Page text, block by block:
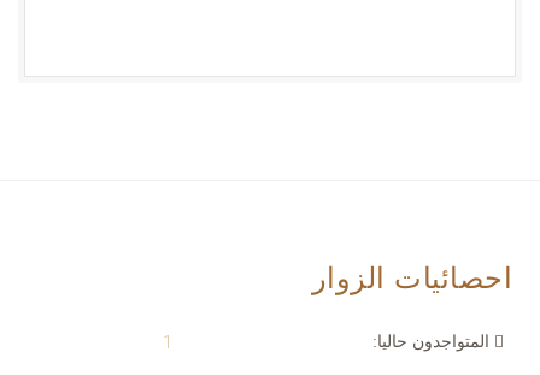
احصائيات الزوار
المتواجدون حاليا: 1